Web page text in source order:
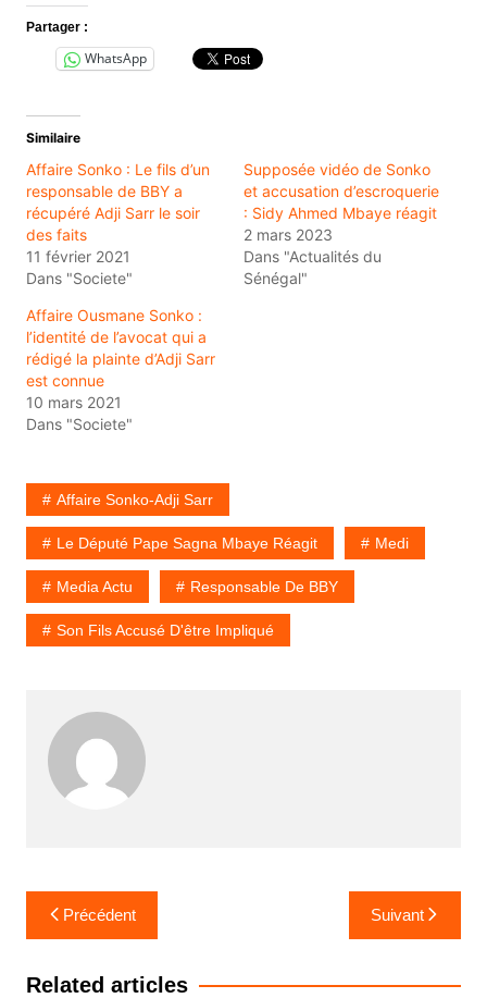
Partager :
WhatsApp
Similaire
Affaire Sonko : Le fils d’un
responsable de BBY a
récupéré Adji Sarr le soir
des faits
11 février 2021
Dans "Societe"
Supposée vidéo de Sonko
et accusation d’escroquerie
: Sidy Ahmed Mbaye réagit
2 mars 2023
Dans "Actualités du
Sénégal"
Affaire Ousmane Sonko :
l’identité de l’avocat qui a
rédigé la plainte d’Adji Sarr
est connue
10 mars 2021
Dans "Societe"
Affaire Sonko-Adji Sarr
Le Député Pape Sagna Mbaye Réagit Medi
Media Actu Responsable De BBY
Son Fils Accusé D'être Impliqué
Navigation
de
l’article
Précédent Suivant
Related articles